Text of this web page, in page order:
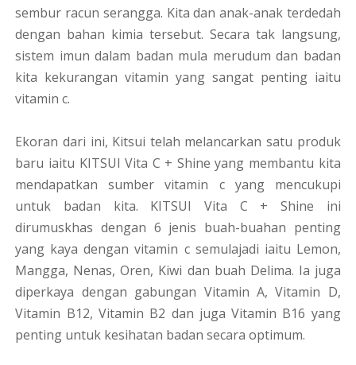
sembur racun serangga. Kita dan anak-anak terdedah
dengan bahan kimia tersebut. Secara tak langsung,
sistem imun dalam badan mula merudum dan badan
kita kekurangan vitamin yang sangat penting iaitu
vitamin c.
Ekoran dari ini, Kitsui telah melancarkan satu produk
baru iaitu KITSUI Vita C + Shine yang membantu kita
mendapatkan sumber vitamin c yang mencukupi
untuk badan kita. KITSUI Vita C + Shine ini
dirumuskhas dengan 6 jenis buah-buahan penting
yang kaya dengan vitamin c semulajadi iaitu Lemon,
Mangga, Nenas, Oren, Kiwi dan buah Delima. Ia juga
diperkaya dengan gabungan Vitamin A, Vitamin D,
Vitamin B12, Vitamin B2 dan juga Vitamin B16 yang
penting untuk kesihatan badan secara optimum.